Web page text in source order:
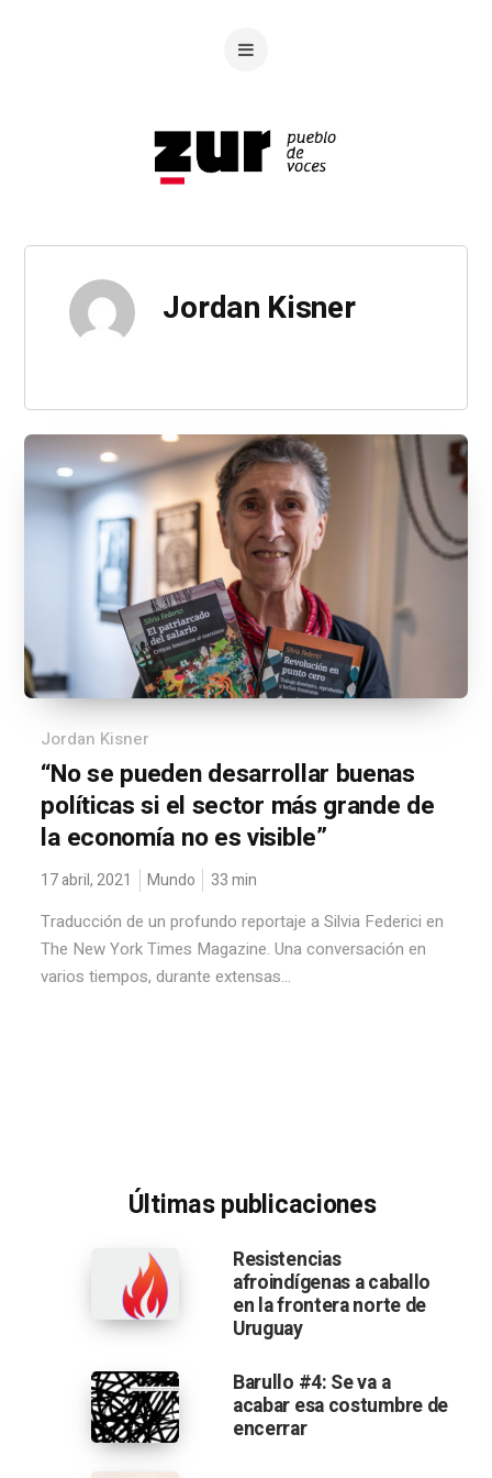
Jordan Kisner
Jordan Kisner
“No se pueden desarrollar buenas
políticas si el sector más grande de
la economía no es visible”
17 abril, 2021 Mundo 33 min
Traducción de un profundo reportaje a Silvia Federici en
The New York Times Magazine. Una conversación en
varios tiempos, durante extensas...
Últimas publicaciones
Resistencias
afroindígenas a caballo
en la frontera norte de
Uruguay
Barullo #4: Se va a
acabar esa costumbre de
encerrar